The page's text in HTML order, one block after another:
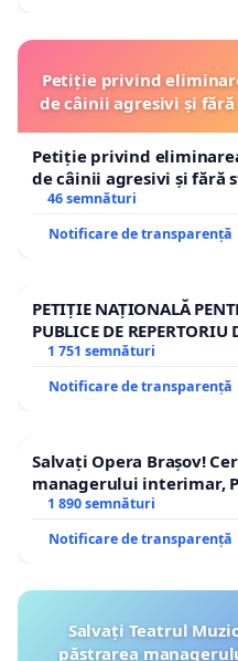
Petiție privind
de câinii agresivi și
Petiție privind
de câinii agresivi și fără
46 semnături
Notificare de transparență
PETIȚIE NAȚIONALĂ
PUBLICE DE
1 751 semnături
Notificare de transparență
Salvați Opera Brașov!
managerului interimar,
1 890 semnături
Notificare de transparență
Salvați Teatrul
păstrarea